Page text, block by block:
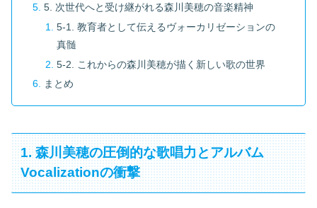
5. 次世代へと受け継がれる森川美穂の音楽精神
5-1. 教育者として伝えるヴォーカリゼーションの
真髄
5-2. これからの森川美穂が描く新しい歌の世界
まとめ
1. 森川美穂の圧倒的な歌唱力とアルバム
Vocalizationの衝撃